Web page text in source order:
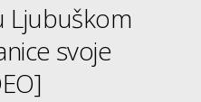
Ljubuškom
svoje